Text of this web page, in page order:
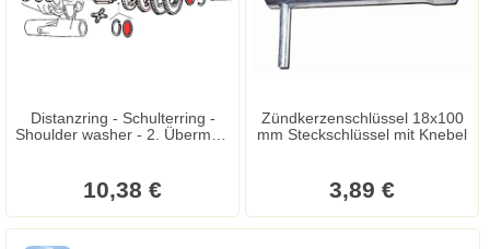
Distanzring - Schulterring -
Shoulder washer - 2. Übermaß
HP - PK S - XL - Prim
10,38 €
Zündkerzenschlüssel 18x100
mm Steckschlüssel mit Knebel
3,89 €